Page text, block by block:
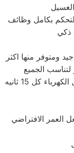
بكامل وظائف
ومتوفر منها اكثر
نظام توفير للكهرباء متوفر بها نظام لفصل الكهرباء كل 15 ثانيه
العمر الافتراضي